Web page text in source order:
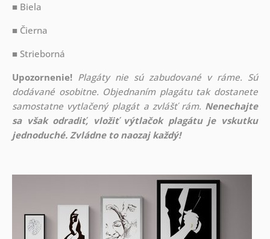
■ Biela
■ Čierna
■ Strieborná
Upozornenie! Plagáty nie sú zabudované v ráme. Sú
dodávané osobitne. Objednaním plagátu tak dostanete
samostatne vytlačený plagát a zvlášť rám. Nenechajte
sa však odradiť, vložiť výtlačok plagátu je vskutku
jednoduché. Zvládne to naozaj každý!